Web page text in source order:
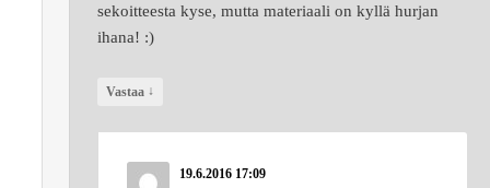
sekoitteesta kyse, mutta materiaali on kyllä hurjan
ihana! :)
Vastaa ↓
19.6.2016 17:09